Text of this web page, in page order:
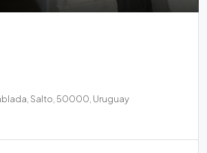
Salto, 50000, Uruguay